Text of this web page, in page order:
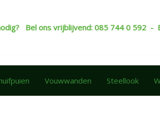
Bel ons vrijblijvend: 085 744 0 592 -
Vouwwanden Steellook